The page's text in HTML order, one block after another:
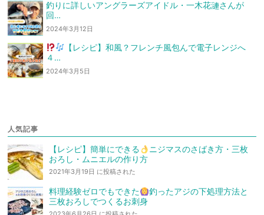
釣りに詳しいアングラーズアイドル・一木花漣さんが
回…
2024年3月12日
【レシピ】和風？フレンチ風包んで電子レンジへ
４…
2024年3月5日
人気記事
【レシピ】簡単にできる
ニジマスのさばき方・三枚
おろし・ムニエルの作り方
2021年3月19日 に投稿された
料理経験ゼロでもできた
釣ったアジの下処理方法と
三枚おろしでつくるお刺身